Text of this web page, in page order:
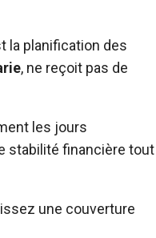
la planification des
, ne reçoit pas de
les jours
stabilité financière tout
une couverture